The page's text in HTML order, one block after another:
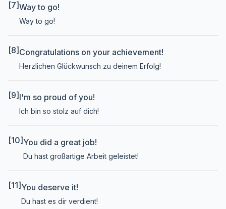
[7]Way to go!
Way to go!
[8] Congratulations on your achievement!
Herzlichen Glückwunsch zu deinem Erfolg!
[9] I'm so proud of you!
Ich bin so stolz auf dich!
[10] You did a great job!
Du hast großartige Arbeit geleistet!
[11] You deserve it!
Du hast es dir verdient!